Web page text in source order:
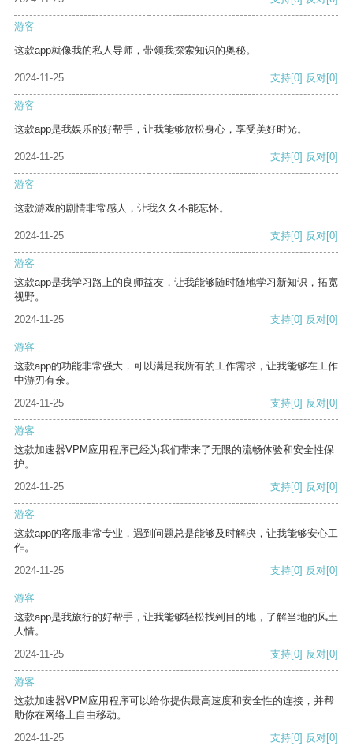
游客
这款app就像我的私人导师，带领我探索知识的奥秘。
2024-11-25 支持[0] 反对[0]
游客
这款app是我娱乐的好帮手，让我能够放松身心，享受美好时光。
2024-11-25 支持[0] 反对[0]
游客
这款游戏的剧情非常感人，让我久久不能忘怀。
2024-11-25 支持[0] 反对[0]
游客
这款app是我学习路上的良师益友，让我能够随时随地学习新知识，拓宽
视野。
2024-11-25
支持[0] 反对[0]
游客
这款app的功能非常强大，可以满足我所有的工作需求，让我能够在工作
中游刃有余。
2024-11-25
支持[0] 反对[0]
游客
这款加速器VPM应用程序已经为我们带来了无限的流畅体验和安全性保
护。
2024-11-25
支持[0] 反对[0]
游客
这款app的客服非常专业，遇到问题总是能够及时解决，让我能够安心工
作。
2024-11-25
支持[0] 反对[0]
游客
这款app是我旅行的好帮手，让我能够轻松找到目的地，了解当地的风土
人情。
2024-11-25
支持[0] 反对[0]
游客
这款加速器VPM应用程序可以给你提供最高速度和安全性的连接，并帮
助你在网络上自由移动。
2024-11-25
支持[0] 反对[0]